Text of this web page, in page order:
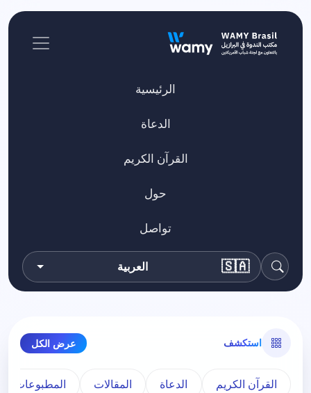
الرئيسية
الدعاة
القرآن الكريم
حول
تواصل
بحث 🇸🇦 العربية
استكشف عرض الكل
القرآن الكريم الدعاة المقالات المطبوعات